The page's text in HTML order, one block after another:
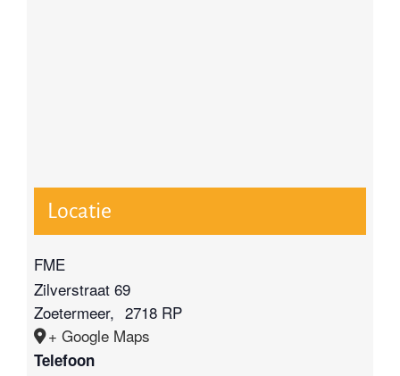
Locatie
FME
Zilverstraat 69
Zoetermeer, 2718 RP
+ Google Maps
Telefoon